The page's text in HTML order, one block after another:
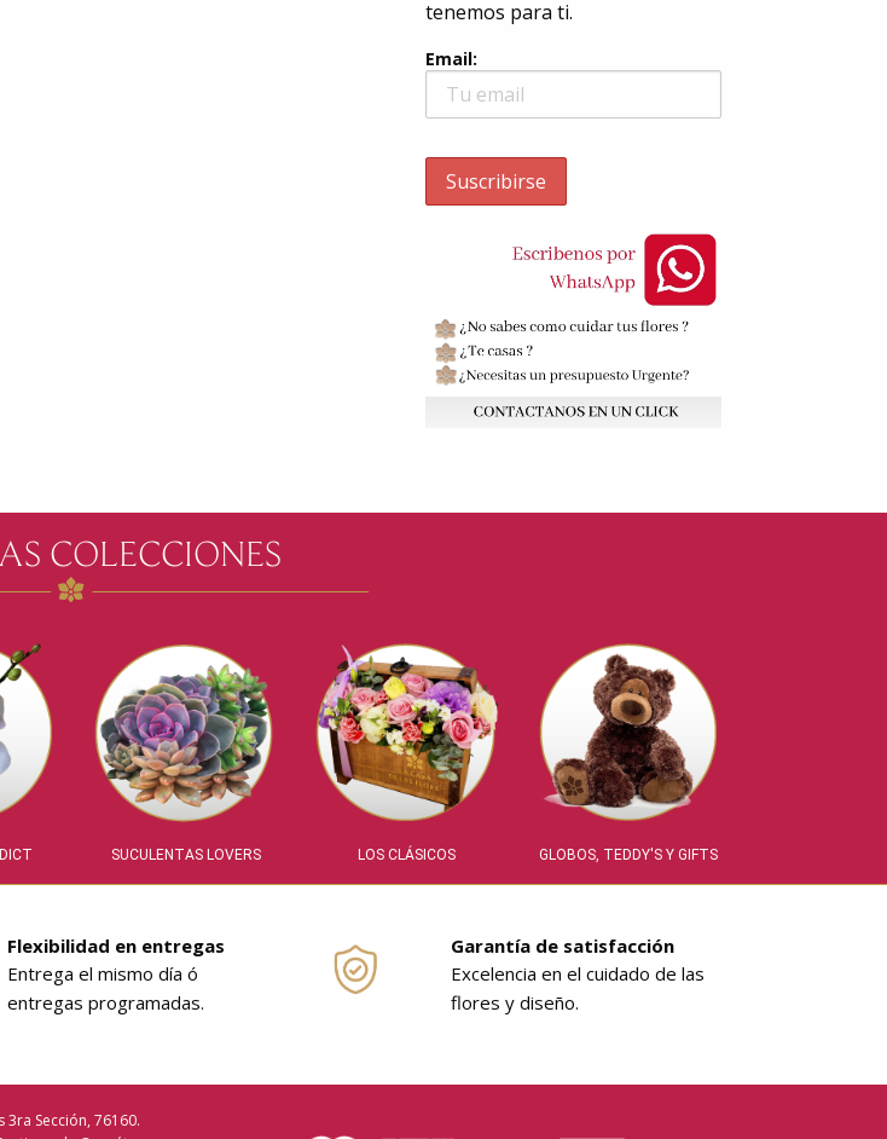
tenemos para ti.
Email:
COLECCIONES
SUCULENTAS LOVERS LOS CLÁSICOS GLOBOS, TEDDY'S Y GIFTS
Flexibilidad en entregas
Entrega el mismo día ó
entregas programadas.
Garantía de satisfacción
Excelencia en el cuidado de las
flores y diseño.
3ra Sección, 76160.